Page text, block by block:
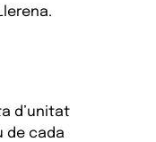
d’unitat
de cada